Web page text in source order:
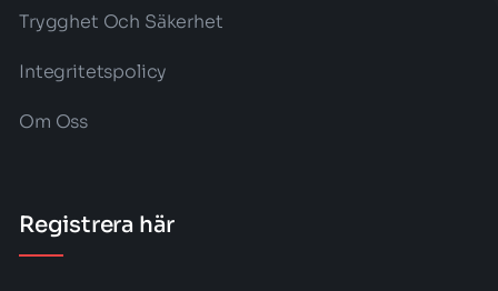
Trygghet Och Säkerhet
Integritetspolicy
Om Oss
Registrera här